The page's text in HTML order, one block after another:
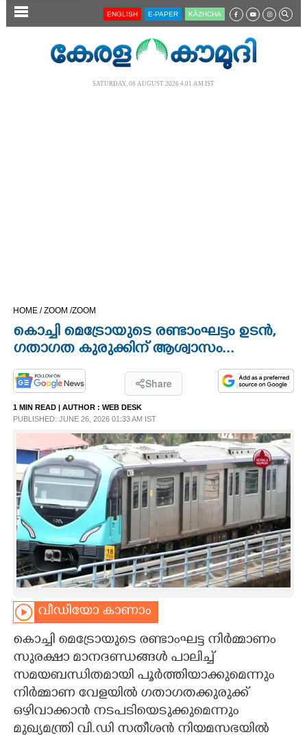
SECTIONS
SPIRITUAL
INFO+
ART
CARTOONS
LITERATURE
ZOOM
ENGLISH E-PAPER KĀZHCHA
SATURDAY, 08 AUGUST 2026 4.01 AM IST
HOME /ZOOM /ZOOM
കൊച്ചി മെട്രോയുടെ രണ്ടാംഘട്ടം ഉടൻ,
ഗതാഗത കുരുക്കിന് ആശ്വാസം...
Share
1 MIN READ | AUTHOR : WEB DESK
PUBLISHED: JUNE 26, 2026 01:33 AM IST
വീഡിയോ കാണാം
കൊച്ചി മെട്രോയുടെ രണ്ടാംഘട്ട നിർമ്മാണം
സുരക്ഷാ മാനദണ്ഡങ്ങൾ പാലിച്ച്
സമയബന്ധിതമായി പൂർത്തിയാക്കുമെന്നും
നിർമ്മാണ വേളയിൽ ഗതാഗതക്കുരുക്ക്
ഒഴിവാക്കാൻ നടപടിയെടുക്കുമെന്നും
മുഖ്യമന്ത്രി വി.ഡി സതീശൻ നിയമസഭയിൽ